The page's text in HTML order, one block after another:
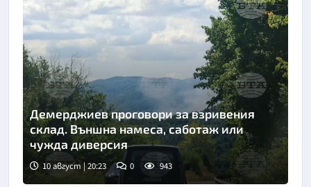
Демерджиев проговори за взривения
склад. Външна намеса, саботаж или
чужда диверсия
10 август | 20:23 0 943